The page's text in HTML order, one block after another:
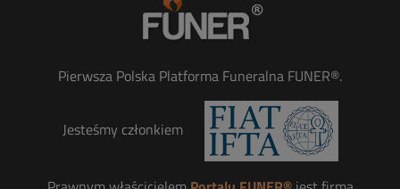
Pierwsza Polska Platforma Funeralna FUNER®.
Jesteśmy członkiem